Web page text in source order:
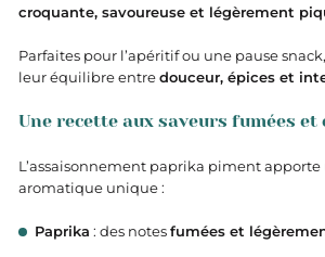
croquante, savoureuse et légèrement
Parfaites pour l’apéritif ou une pause
leur équilibre entredouceur, épices et
Une recette aux saveurs fumées et
L’assaisonnement paprika piment
aromatique unique :
Paprika : des notesfumées et